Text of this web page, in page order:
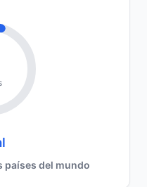
países del mundo